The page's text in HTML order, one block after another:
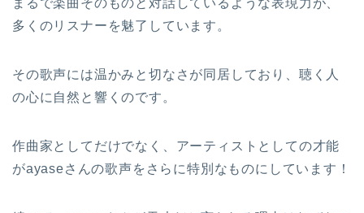
まるで楽曲そのものと対話しているような表現力が、
多くのリスナーを魅了しています。
その歌声には温かみと切なさが同居しており、聴く人
の心に自然と響くのです。
作曲家としてだけでなく、アーティストとしての才能
がayaseさんの歌声をさらに特別なものにしています！